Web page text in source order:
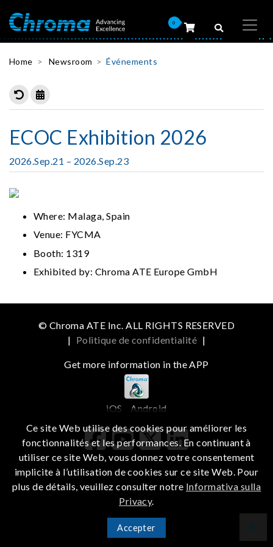
0
Home Newsroom Événements
ECOC Exhibition 2026
2026.Sep.21 – 2026.Sep.23
Where: Malaga, Spain
Venue: FYCMA
Booth: 1319
Exhibited by: Chroma ATE Europe GmbH
© Chroma ATE Inc. ALL RIGHTS RESERVED
| Politique de confidentialité |
Get more information in the APP
iOS
Android
Ce site Web utilise des cookies pour améliorer les
fonctionnalités et les performances. En continuant à
utiliser ce site Web, vous donnez votre consentement
implicite à l’utilisation de cookies sur ce site Web. Pour
plus de détails, veuillez consulter notre Informativa sulla
Privacy.
Accepter